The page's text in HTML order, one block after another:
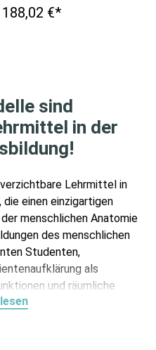
188,02 €*
sind
in der
Lehrmittel in
die einen einzigartigen
menschlichen Anatomie
des menschlichen
Studenten,
als
und räumliche
Unser breites